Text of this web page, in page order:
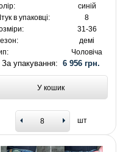
синій
в упаковці:
8
31-36
демі
Чоловіча
За упакування:6 956 грн.
У кошик
шт